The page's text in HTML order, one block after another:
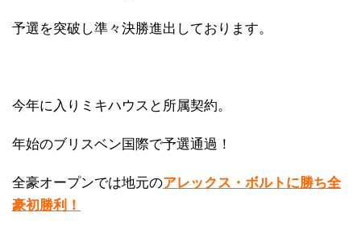
予選を突破し準々決勝進出しております。
今年に入りミキハウスと所属契約。
年始のブリスベン国際で予選通過！
全豪オープンでは地元のアレックス・ボルトに勝ち全
豪初勝利！